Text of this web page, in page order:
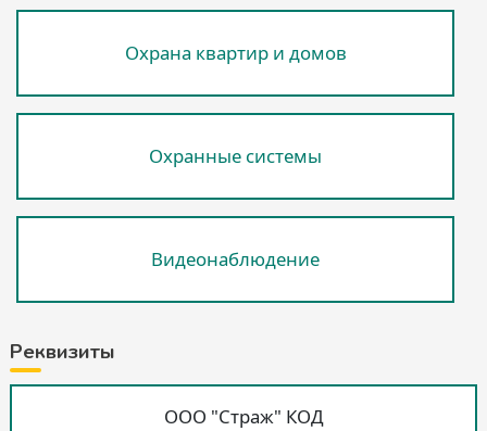
Охрана квартир и домов
Охранные системы
Видеонаблюдение
Реквизиты
ООО "Страж" КОД